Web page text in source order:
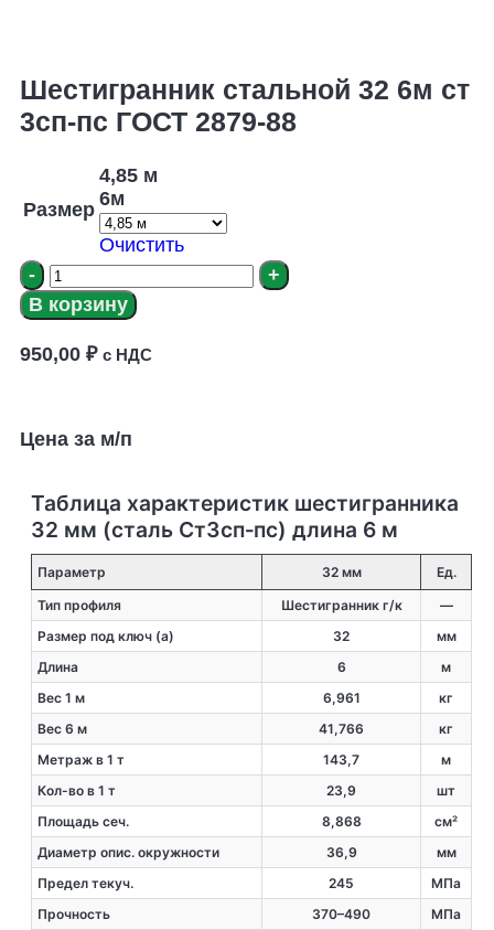
Шестигранник стальной 32 6м ст
3сп-пс ГОСТ 2879-88
Размер
4,85 м
6м
Очистить
В корзину
950,00 ₽ с НДС
Цена за м/п
Таблица характеристик шестигранника
32 мм (сталь Ст3сп‑пс) длина 6 м
Параметр 32 мм
Ед.
Тип профиля
Шестигранник г/к
—
Размер под ключ (a)
32
мм
Длина
6
м
Вес 1 м
6,961
кг
Вес 6 м
41,766
кг
Метраж в 1 т
143,7
м
Кол-во в 1 т
23,9
шт
Площадь сеч.
8,868
см²
Диаметр опис. окружности
36,9
мм
Предел текуч.
245
МПа
Прочность
370–490 МПа